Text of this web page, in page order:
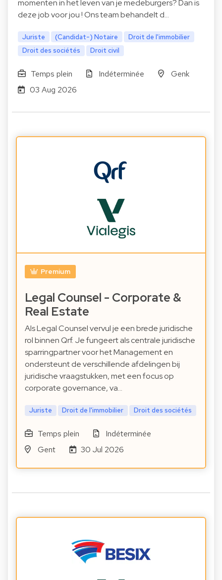
momenten in het leven van je medeburgers? Dan is
deze job voor jou ! Ons team behandelt d…
Juriste (Candidat-) Notaire
Droit de l'immobilier
Droit des sociétés
Droit civil
Temps plein Indéterminée
Genk
03 Aug 2026
Premium
Legal Counsel - Corporate &
Real Estate
Als Legal Counsel vervul je een brede juridische
rol binnen Qrf. Je fungeert als centrale juridische
sparringpartner voor het Management en
ondersteunt de verschillende afdelingen bij
juridische vraagstukken, met een focus op
corporate governance, va…
Juriste Droit de l'immobilier Droit des sociétés
Temps plein
Indéterminée
Gent
30 Jul 2026